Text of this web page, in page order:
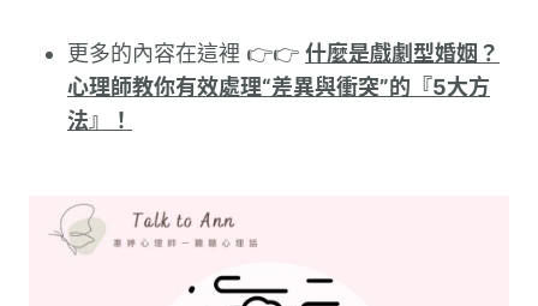
更多的內容在這裡 👉👉 什麼是戲劇型婚姻？
心理師教你有效處理“差異與衝突”的『5大方
法』！